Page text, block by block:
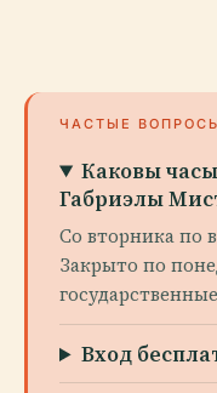
ЧАСТЫЕ
Каковы
Габриэлы
Со вторника по
Закрыто по
Вход